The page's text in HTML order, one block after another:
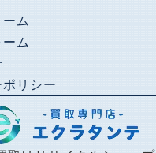
ム
ム
リシー